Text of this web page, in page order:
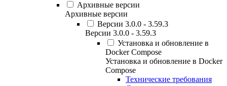
Архивные версии
Архивные версии
Версии 3.0.0 - 3.59.3
Версии 3.0.0 - 3.59.3
Установка и обновление в
Docker Compose
Установка и обновление в Docker
Compose
Технические требования